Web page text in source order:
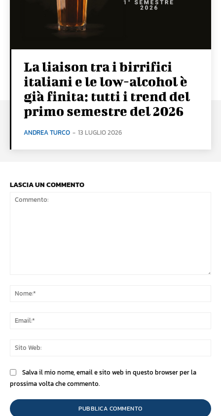
La liaison tra i birrifici
italiani e le low-alcohol è
già finita: tutti i trend del
primo semestre del 2026
ANDREA TURCO - 13 LUGLIO 2026
LASCIA UN COMMENTO
Salva il mio nome, email e sito web in questo browser per la
prossima volta che commento.